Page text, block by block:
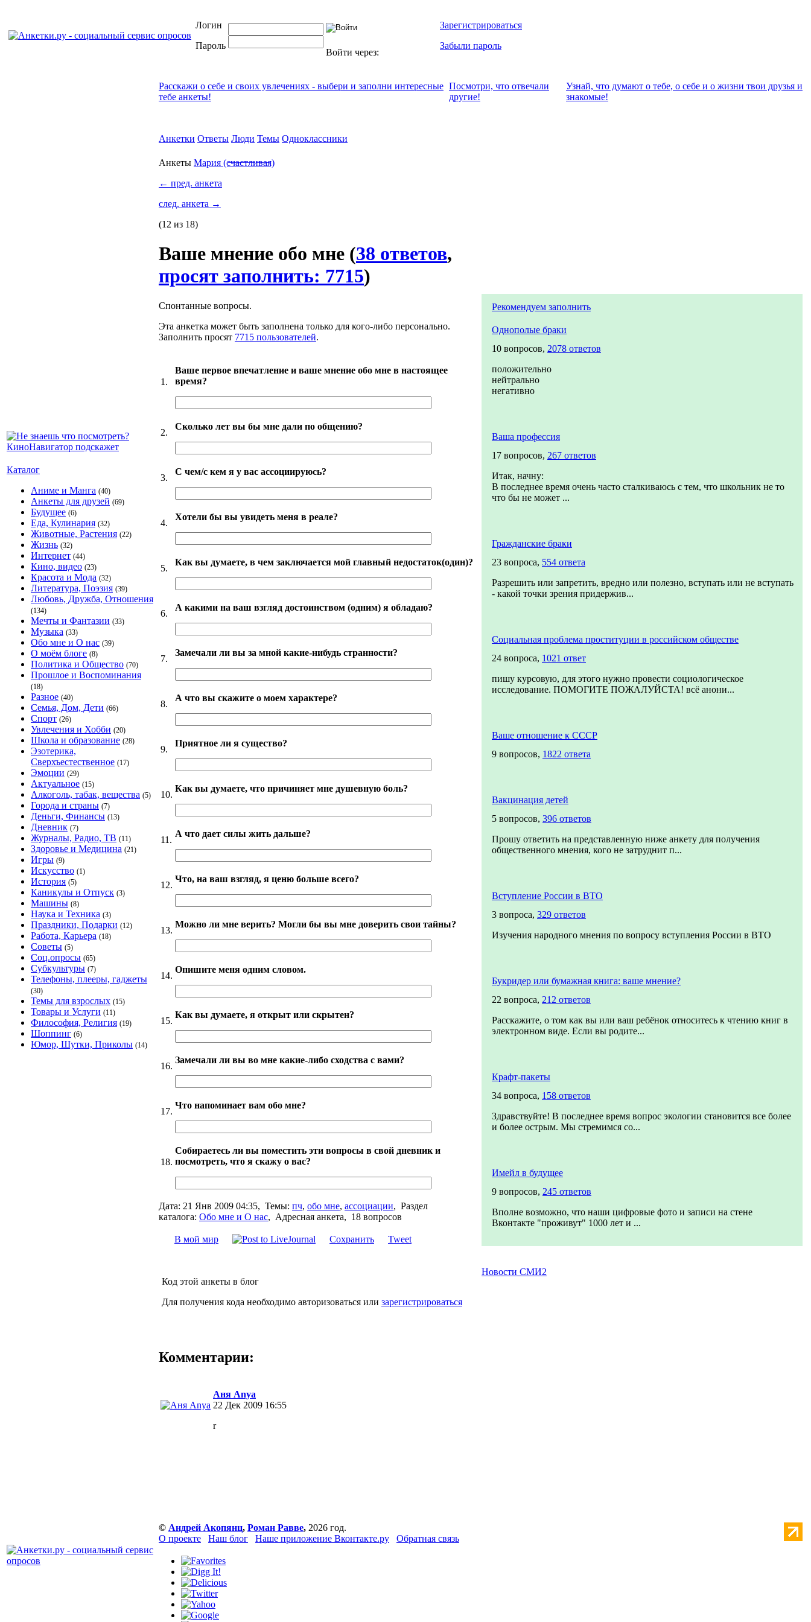
Логин
Пароль
Войти через:
Зарегистрироваться
Забыли пароль
Каталог
Аниме и Манга (40)
Анкеты для друзей (69)
Будущее (6)
Еда, Кулинария (32)
Животные, Растения (22)
Жизнь (32)
Интернет (44)
Кино, видео (23)
Красота и Мода (32)
Литература, Поэзия (39)
Любовь, Дружба, Отношения
(134)
Мечты и Фантазии (33)
Музыка (33)
Обо мне и О нас (39)
О моём блоге (8)
Политика и Общество (70)
Прошлое и Воспоминания
(18)
Разное (40)
Семья, Дом, Дети (66)
Спорт (26)
Увлечения и Хобби (20)
Школа и образование (28)
Эзотерика,
Сверхъестественное (17)
Эмоции (29)
Актуальное (15)
Алкоголь, табак, вещества (5)
Города и страны (7)
Деньги, Финансы (13)
Дневник (7)
Журналы, Радио, ТВ (11)
Здоровье и Медицина (21)
Игры (9)
Искусство (1)
История (5)
Каникулы и Отпуск (3)
Машины (8)
Наука и Техника (3)
Праздники, Подарки (12)
Работа, Карьера (18)
Советы (5)
Соц.опросы (65)
Субкультуры (7)
Телефоны, плееры, гаджеты
(30)
Темы для взрослых (15)
Товары и Услуги (11)
Философия, Религия (19)
Шоппинг (6)
Юмор, Шутки, Приколы (14)
Расскажи о себе и своих увлечениях - выбери и заполни интересные
тебе анкеты!
Посмотри, что отвeчали
другие!
Узнай, что думают о тебе, о себе и о жизни твои друзья и
знакомые!
Анкетки Ответы Люди Темы Одноклассники
Анкеты Мария (c̶ч̶а̶с̶т̶л̶и̶в̶а̶я)
← пред. анкета
след. анкета →
(12 из 18)
Ваше мнение обо мне (38 ответов,
просят заполнить: 7715)
Спонтанные вопросы.
Эта анкетка может быть заполнена только для кого-либо персонально.
Заполнить просят 7715 пользователей.
1.
Ваше первое впечатление и ваше мнение обо мне в настоящее
время?
2.
Сколько лет вы бы мне дали по общению?
3.
С чем/с кем я у вас ассоциируюсь?
4.
Хотели бы вы увидеть меня в реале?
5.
Как вы думаете, в чем заключается мой главный недостаток(один)?
6.
А какими на ваш взгляд достоинством (одним) я обладаю?
7.
Замечали ли вы за мной какие-нибудь странности?
8.
А что вы скажите о моем характере?
9.
Приятное ли я существо?
10.
Как вы думаете, что причиняет мне душевную боль?
11.
А что дает силы жить дальше?
12.
Что, на ваш взгляд, я ценю больше всего?
13.
Можно ли мне верить? Могли бы вы мне доверить свои тайны?
14.
Опишите меня одним словом.
15.
Как вы думаете, я открыт или скрытен?
16.
Замечали ли вы во мне какие-либо сходства с вами?
17.
Что напоминает вам обо мне?
18.
Собираетесь ли вы поместить эти вопросы в свой дневник и
посмотреть, что я скажу о вас?
Дата: 21 Янв 2009 04:35, Темы: пч, обо мне, ассоциации, Раздел
каталога: Обо мне и О нас, Адресная анкета, 18 вопросов
В мой мир Сохранить Tweet
Код этой анкеты в блог
Для получения кода необходимо авторизоваться или зарегистрироваться
Комментарии:
Аня Anya
22 Дек 2009 16:55
r
Рекомендуем заполнить
Однополые браки
10 вопросов, 2078 ответов
положительно
нейтрально
негативно
Ваша профессия
17 вопросов, 267 ответов
Итак, начну:
В последнее время очень часто сталкиваюсь с тем, что школьник не то
что бы не может ...
Гражданские браки
23 вопроса, 554 ответа
Разрешить или запретить, вредно или полезно, вступать или не вступать
- какой точки зрения придержив...
Социальная проблема проституции в российском обществе
24 вопроса, 1021 ответ
пишу курсовую, для этого нужно провести социологическое
исследование. ПОМОГИТЕ ПОЖАЛУЙСТА! всё анони...
Ваше отношение к СССР
9 вопросов, 1822 ответа
Вакцинация детей
5 вопросов, 396 ответов
Прошу ответить на представленную ниже анкету для получения
общественного мнения, кого не затруднит п...
Вступление России в ВТО
3 вопроса, 329 ответов
Изучения народного мнения по вопросу вступления России в ВТО
Букридер или бумажная книга: ваше мнение?
22 вопроса, 212 ответов
Расскажите, о том как вы или ваш ребёнок относитесь к чтению книг в
электронном виде. Если вы родите...
Крафт-пакеты
34 вопроса, 158 ответов
Здравствуйте! В последнее время вопрос экологии становится все более
и более острым. Мы стремимся со...
Имейл в будущее
9 вопросов, 245 ответов
Вполне возможно, что наши цифровые фото и записи на стене
Вконтакте "проживут" 1000 лет и ...
Новости СМИ2
© Андрей Акопянц, Роман Равве, 2026 год.
О проекте
Наш блог Наше приложение Вконтакте.ру Обратная связь